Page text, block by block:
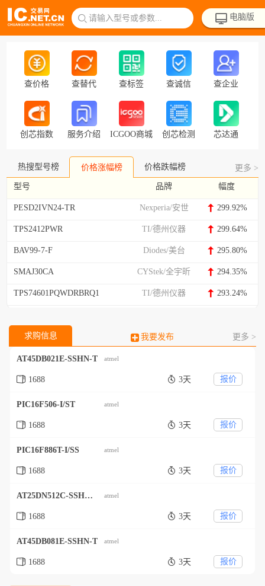
请输入型号或参数... 电脑版
查价格 查替代 查标签 查诚信 查企业
创芯指数 服务介绍 ICGOO商城 创芯检测 芯达通
热搜型号榜 价格涨幅榜 价格跌幅榜 更多 >
型号 品牌 幅度
PESD2IVN24-TR Nexperia/安世 299.92%
TPS2412PWR TI/德州仪器 299.64%
BAV99-7-F Diodes/美台 295.80%
SMAJ30CA CYStek/全宇昕 294.35%
TPS74601PQWDRBRQ1 TI/德州仪器 293.24%
求购信息 我要发布 更多 >
AT45DB021E-SSHN-T atmel
1688 3天 报价
PIC16F506-I/ST atmel
1688 3天 报价
PIC16F886T-I/SS atmel
1688 3天 报价
AT25DN512C-SSHF-T atmel
1688 3天 报价
AT45DB081E-SSHN-T atmel
1688 3天 报价